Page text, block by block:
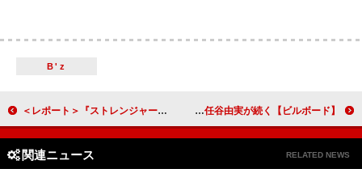
B'z
＜レポート＞『ストレンジャー・シングス』“最後の”来日イベントでキャスト＆製作陣が2,000人のファンと交流「居場所を見つけられない誰かの助けになれば」 【ビルボード】NiziU『New Emotion』22.2万枚でアルバムセールス首位獲得 THE JET BOY BANGERZ／松任谷由実が続く
関連ニュース RELATED NEWS